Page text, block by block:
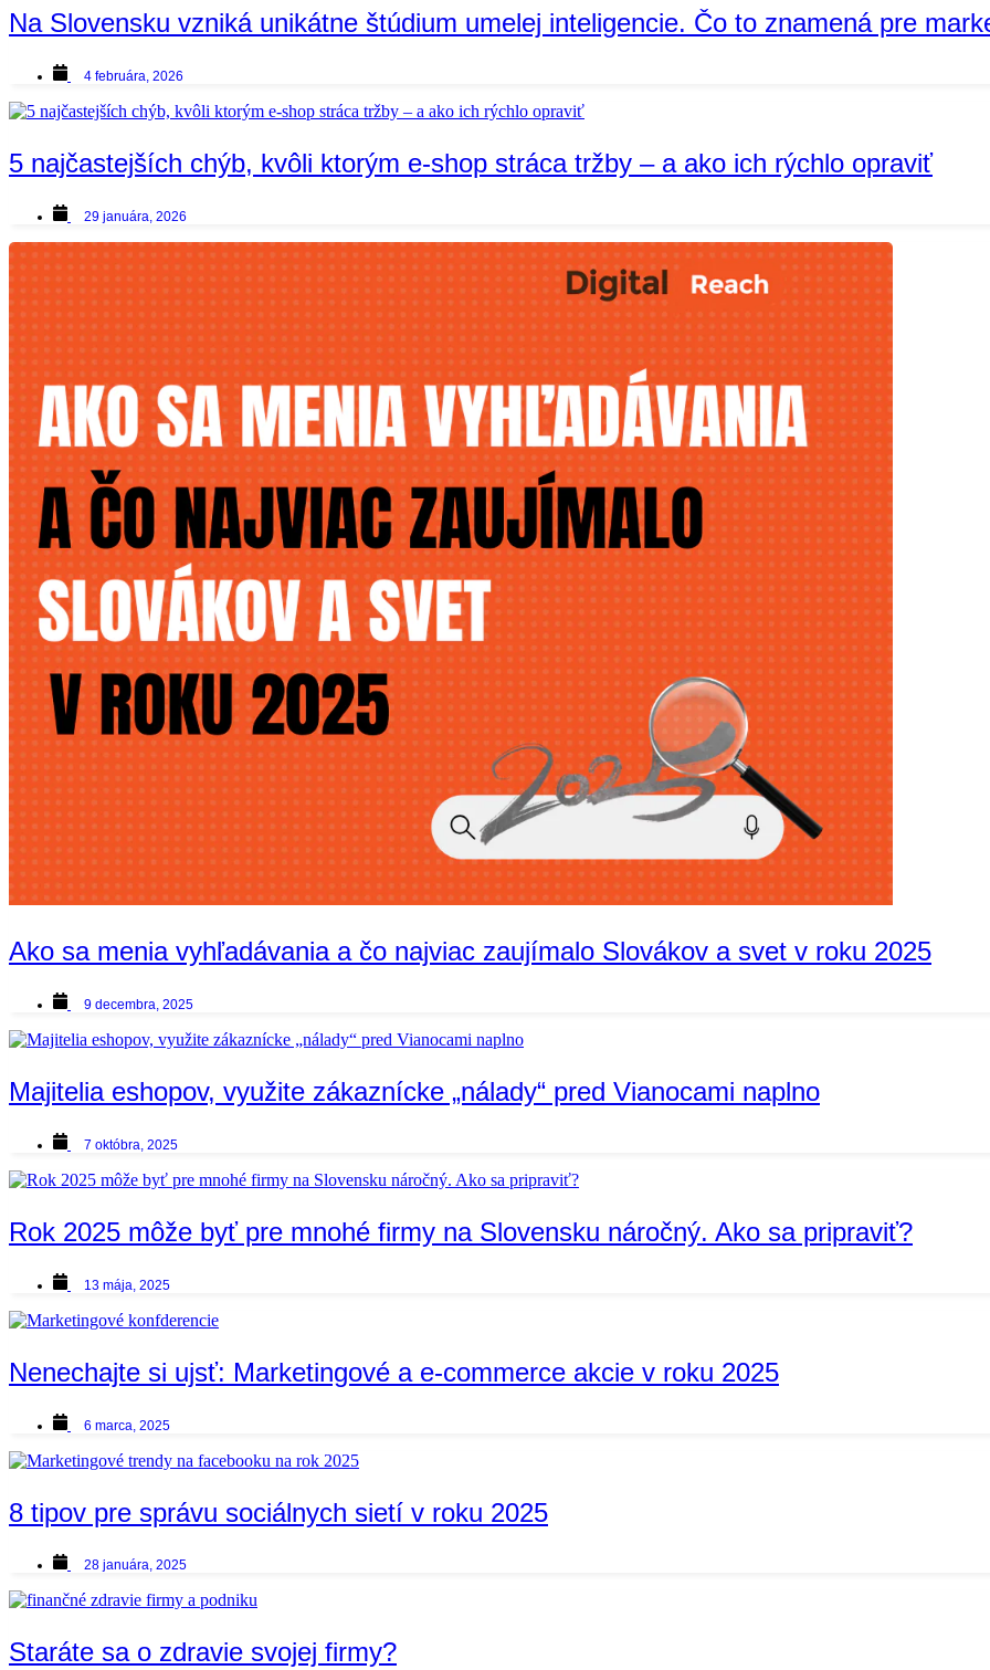
Na Slovensku vzniká unikátne štúdium umelej inteligencie. Čo to znamená pre
4 februára, 2026
5 najčastejších chýb, kvôli ktorým e-shop stráca tržby – a ako ich rýchlo opraviť
29 januára, 2026
Ako sa menia vyhľadávania a čo najviac zaujímalo Slovákov a svet v roku 2025
9 decembra, 2025
Majitelia eshopov, využite zákaznícke „nálady“ pred Vianocami naplno
7 októbra, 2025
Rok 2025 môže byť pre mnohé firmy na Slovensku náročný. Ako sa pripraviť?
13 mája, 2025
Nenechajte si ujsť: Marketingové a e-commerce akcie v roku 2025
6 marca, 2025
8 tipov pre správu sociálnych sietí v roku 2025
28 januára, 2025
Staráte sa o zdravie svojej firmy?